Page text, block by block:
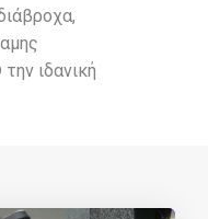
ιδανική